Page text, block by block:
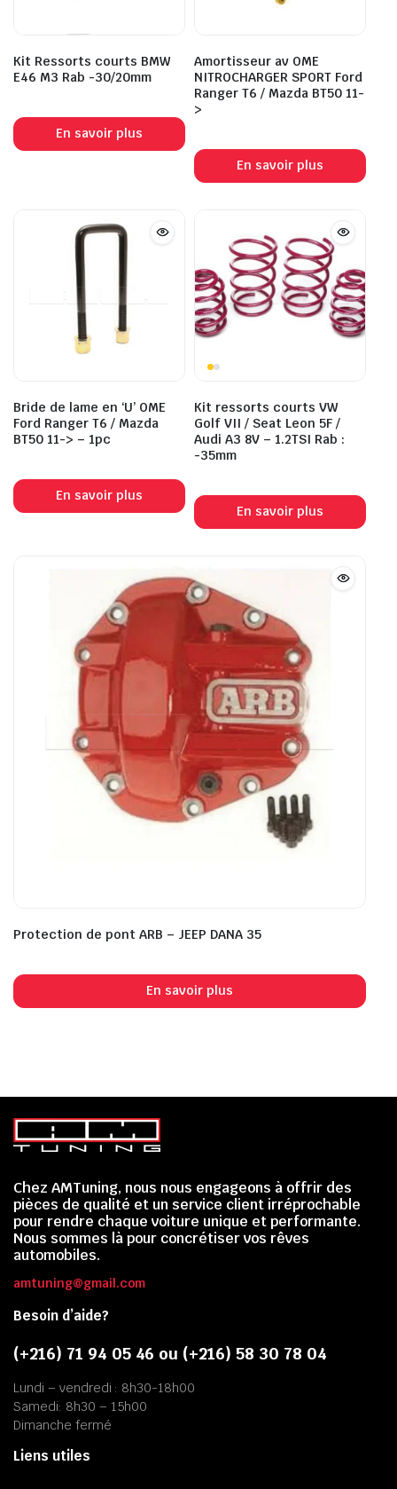
Kit Ressorts courts BMW
E46 M3 Rab -30/20mm
En savoir plus
Amortisseur av OME
NITROCHARGER SPORT Ford
Ranger T6 / Mazda BT50 11-
>
En savoir plus
Bride de lame en ‘U’ OME
Ford Ranger T6 / Mazda
BT50 11-> – 1pc
En savoir plus
Kit ressorts courts VW
Golf VII / Seat Leon 5F /
Audi A3 8V – 1.2TSI Rab :
-35mm
En savoir plus
Protection de pont ARB – JEEP DANA 35
En savoir plus
Chez AMTuning, nous nous engageons à offrir des
pièces de qualité et un service client irréprochable
pour rendre chaque voiture unique et performante.
Nous sommes là pour concrétiser vos rêves
automobiles.
amtuning@gmail.com
Besoin d’aide?
(+216) 71 94 05 46 ou (+216) 58 30 78 04
Lundi – vendredi : 8h30-18h00
Samedi: 8h30 – 15h00
Dimanche fermé
Liens utiles